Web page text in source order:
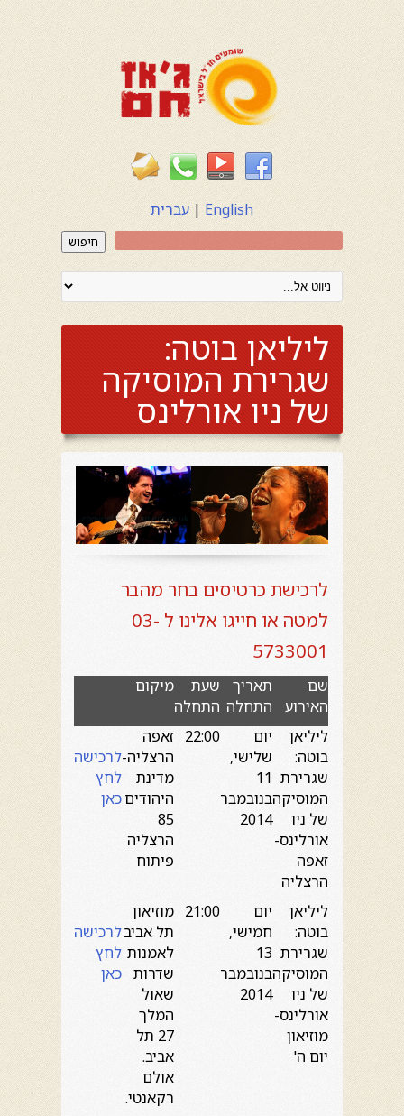
English
| עברית
חיפוש
ליליאן בוטה:
שגרירת המוסיקה
של ניו אורלינס
לרכישת כרטיסים בחר מהבר
למטה או חייגו אלינו ל 03-
5733001
שם
האירוע
תאריך
התחלה
שעת
התחלה
מיקום
ליליאן
בוטה:
שגרירת
המוסיקה
של ניו
אורלינס-
זאפה
הרצליה
יום
שלישי,
11
בנובמבר
2014
22:00 זאפה
הרצליה-
מדינת
היהודים
85
הרצליה
פיתוח
לרכישה
לחץ
כאן
ליליאן
בוטה:
שגרירת
המוסיקה
של ניו
אורלינס-
מוזיאון
יום ה'
יום
חמישי,
13
בנובמבר
2014
21:00 מוזיאון
תל אביב
לאמנות
שדרות
שאול
המלך
27 תל
אביב.
אולם
רקאנטי.
לרכישה
לחץ
כאן